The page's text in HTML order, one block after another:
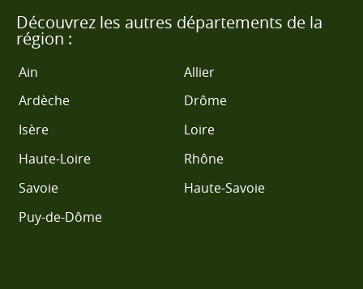
Découvrez les autres départements de la
région :
Ain
Allier
Ardèche
Drôme
Isère
Loire
Haute-Loire
Rhône
Savoie
Haute-Savoie
Puy-de-Dôme